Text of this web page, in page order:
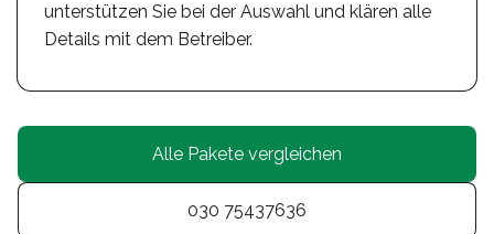
unterstützen Sie bei der Auswahl und klären alle
Details mit dem Betreiber.
Alle Pakete vergleichen
030 75437636